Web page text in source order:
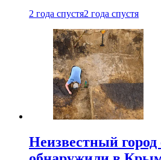
2 года спустя2 года спустя
Неизвестный